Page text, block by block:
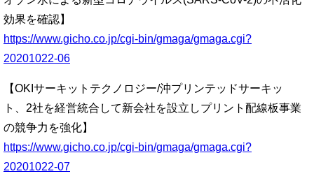
効果を確認】
https://www.gicho.co.jp/cgi-bin/gmaga/gmaga.cgi?
20201022-06
【OKIサーキットテクノロジー/沖プリンテッドサーキッ
ト、2社を経営統合して新会社を設立しプリント配線板事業
の競争力を強化】
https://www.gicho.co.jp/cgi-bin/gmaga/gmaga.cgi?
20201022-07